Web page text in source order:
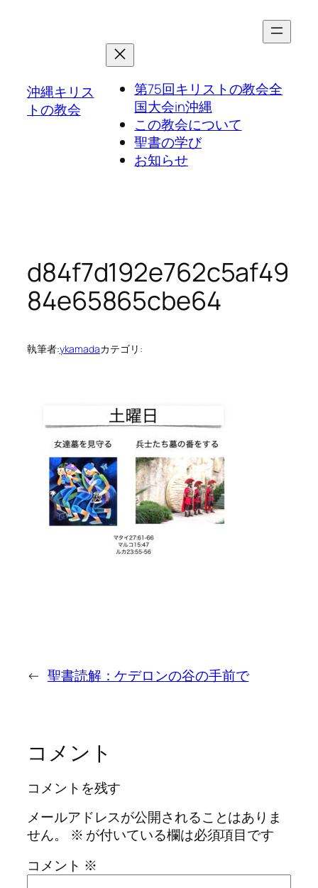
沖縄キリス
トの教会
第75回キリストの教会全
国大会in沖縄
この教会について
聖書の学び
お知らせ
d84f7d192e762c5af49
84e65865cbe64
執筆者:ykamadaカテゴリ:
← 聖書読解：ケデロンの谷の手前で
コメント
コメントを残す
メールアドレスが公開されることはありま
せん。
※ が付いている欄は必須項目です
コメント ※